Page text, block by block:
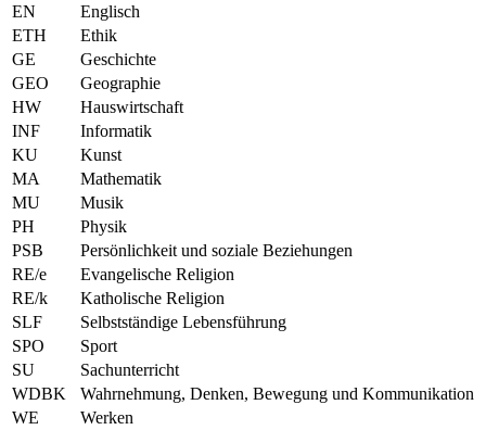
EN
Englisch
ETH
Ethik
GE
Geschichte
GEO
Geographie
HW
Hauswirtschaft
INF
Informatik
KU
Kunst
MA
Mathematik
MU
Musik
PH
Physik
PSB
Persönlichkeit und soziale Beziehungen
RE/e
Evangelische Religion
RE/k
Katholische Religion
SLF
Selbstständige Lebensführung
SPO
Sport
SU
Sachunterricht
WDBK
Wahrnehmung, Denken, Bewegung und Kommunikation
WE
Werken